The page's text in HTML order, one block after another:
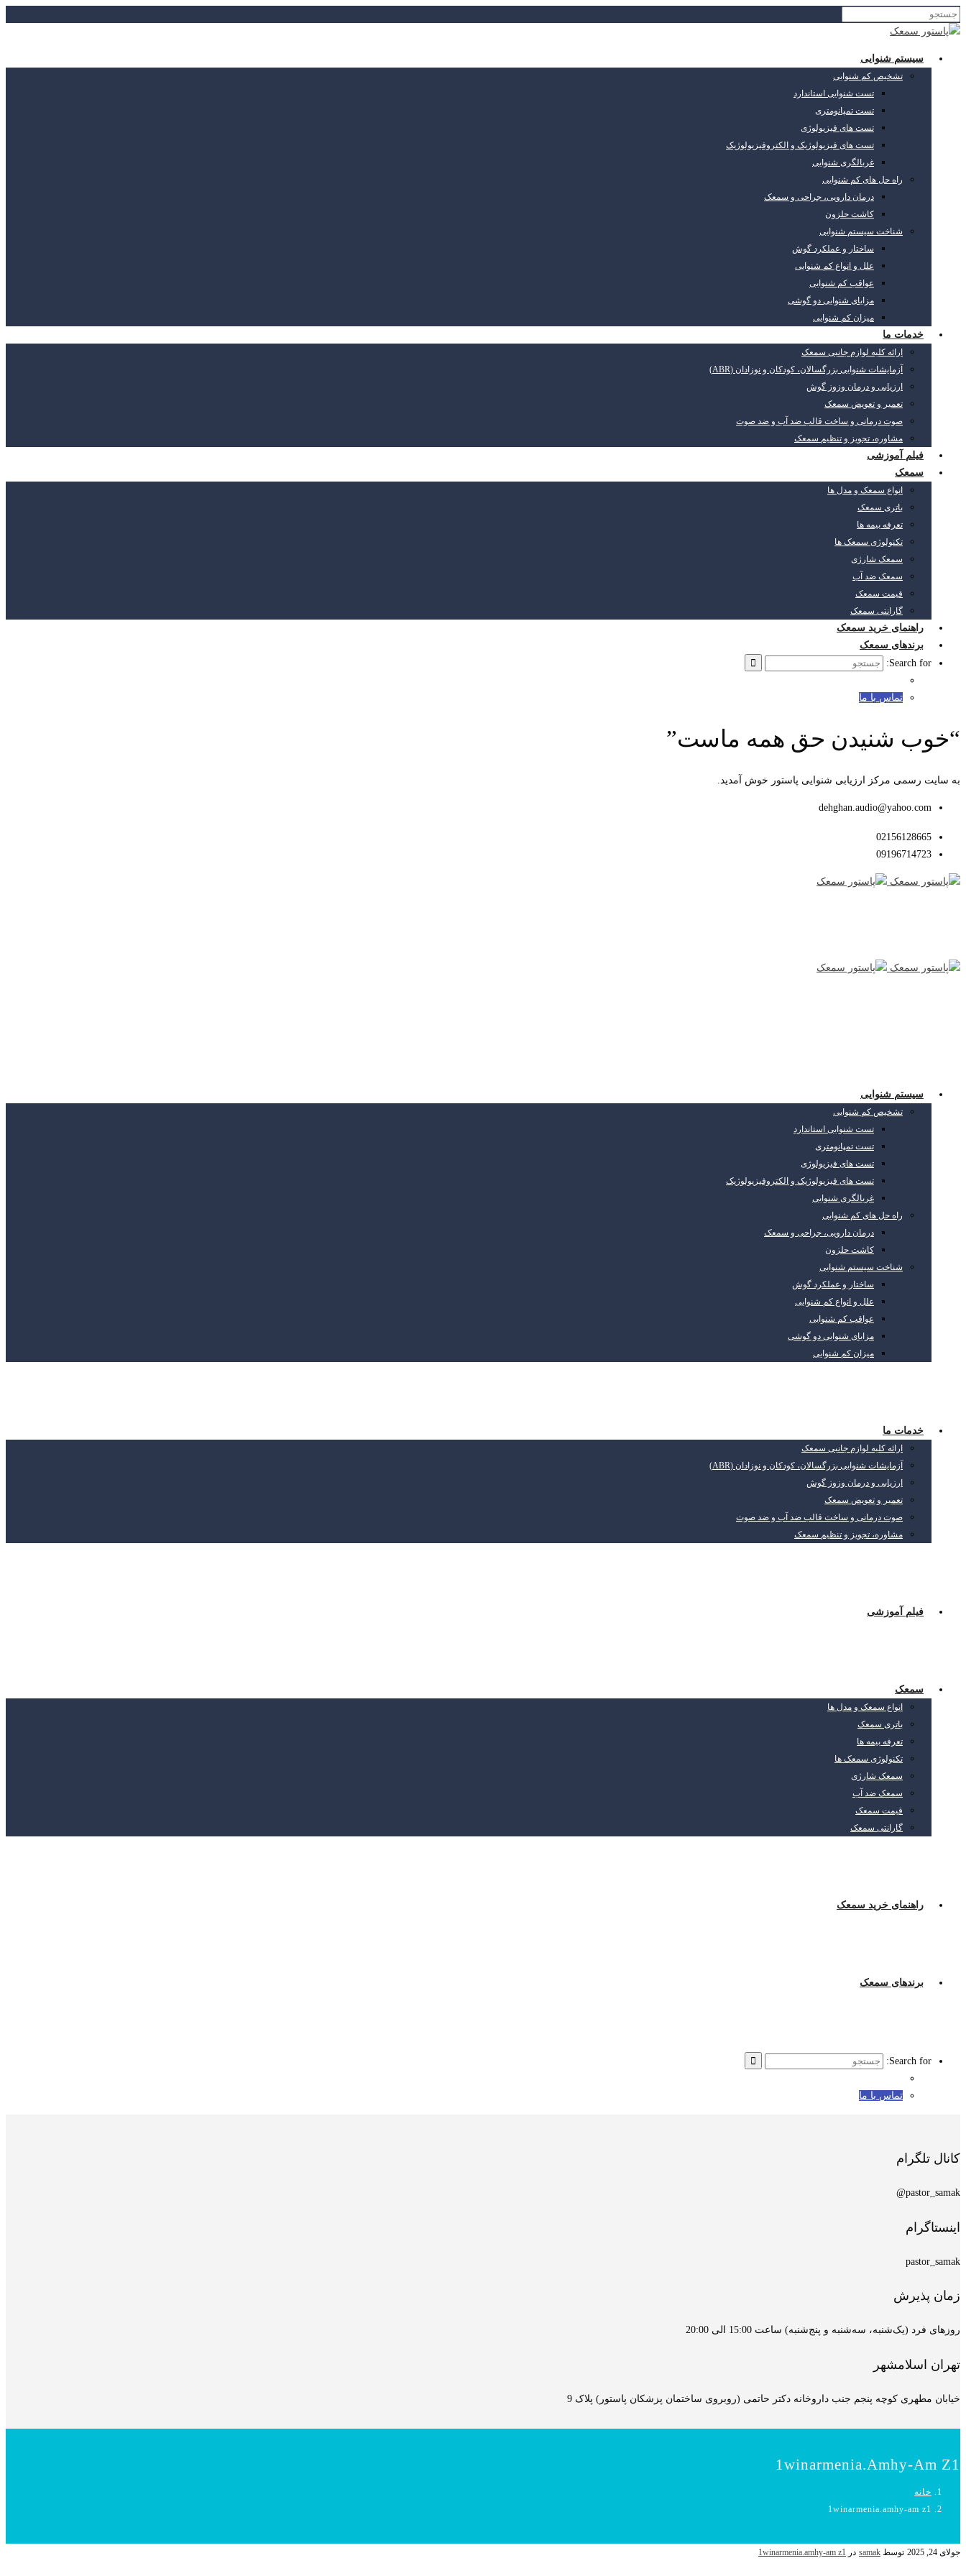
سیستم شنوایی
تشخیص کم شنوایی
تست شنوایی استاندارد
تست تمپانومتری
تست های فیزیولوژی
تست های فیزیولوژیک و الکتروفیزیولوژیک
غربالگری شنوایی
راه حل های کم شنوایی
درمان دارویی، جراحی و سمعک
کاشت حلزون
شناخت سیستم شنوایی
ساختار و عملکرد گوش
علل و انواع کم شنوایی
عواقب کم شنوایی
مزایای شنوایی دو گوشی
میزان کم شنوایی
خدمات ما
ارائه کلیه لوازم جانبی سمعک
آزمایشات شنوایی بزرگسالان، کودکان و نوزادان (ABR)
ارزیابی و درمان وزوز گوش
تعمیر و تعویض سمعک
صوت درمانی و ساخت قالب ضد آب و ضد صوت
مشاوره، تجویز و تنظیم سمعک
فیلم آموزشی
سمعک
انواع سمعک و مدل ها
باتری سمعک
تعرفه بیمه ها
تکنولوژی سمعک ها
سمعک شارژی
سمعک ضد آب
قیمت سمعک
گارانتی سمعک
راهنمای خرید سمعک
برندهای سمعک
Search for:
تماس با ما
“خوب شنیدن حق همه ماست”
به سایت رسمی مرکز ارزیابی شنوایی پاستور خوش آمدید.
dehghan.audio@yahoo.com
02156128665
09196714723
سیستم شنوایی
تشخیص کم شنوایی
تست شنوایی استاندارد
تست تمپانومتری
تست های فیزیولوژی
تست های فیزیولوژیک و الکتروفیزیولوژیک
غربالگری شنوایی
راه حل های کم شنوایی
درمان دارویی، جراحی و سمعک
کاشت حلزون
شناخت سیستم شنوایی
ساختار و عملکرد گوش
علل و انواع کم شنوایی
عواقب کم شنوایی
مزایای شنوایی دو گوشی
میزان کم شنوایی
خدمات ما
ارائه کلیه لوازم جانبی سمعک
آزمایشات شنوایی بزرگسالان، کودکان و نوزادان (ABR)
ارزیابی و درمان وزوز گوش
تعمیر و تعویض سمعک
صوت درمانی و ساخت قالب ضد آب و ضد صوت
مشاوره، تجویز و تنظیم سمعک
فیلم آموزشی
سمعک
انواع سمعک و مدل ها
باتری سمعک
تعرفه بیمه ها
تکنولوژی سمعک ها
سمعک شارژی
سمعک ضد آب
قیمت سمعک
گارانتی سمعک
راهنمای خرید سمعک
برندهای سمعک
Search for:
تماس با ما
کانال تلگرام
pastor_samak@
اینستاگرام
pastor_samak
زمان پذیرش
روزهای فرد (یک‌شنبه، سه‌شنبه و پنج‌شنبه) ساعت 15:00 الی 20:00
تهران اسلامشهر
خیابان مطهری کوچه پنجم جنب داروخانه دکتر حاتمی (روبروی ساختمان پزشکان پاستور) پلاک 9
1winarmenia.amhy-Am Z1
خانه
1winarmenia.amhy-am z1
جولای 24, 2025 توسط samak در 1winarmenia.amhy-am z1